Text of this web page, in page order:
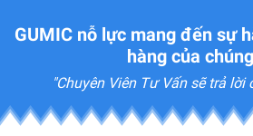
GUMIC nỗ lực mang đến sự
hàng của
"Chuyên Viên Tư Vấn sẽ trả lời